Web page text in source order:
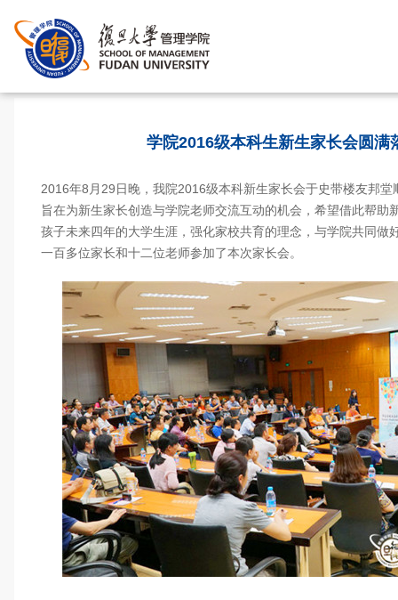
学院2016级本科生新生家长会圆满
2016年8月29日晚，我院2016级本科新生家长会于史带楼友邦堂
旨在为新生家长创造与学院老师交流互动的机会，希望借此帮助
孩子未来四年的大学生涯，强化家校共育的理念，与学院共同做
一百多位家长和十二位老师参加了本次家长会。